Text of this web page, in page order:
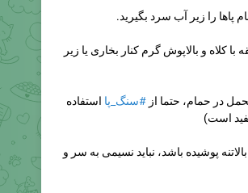
۲۰ دقیقه با کلاه و بالاپوش گرم کنار بخاری یا زیر
#سنگ_پا استفاده
است)
بالاتنه پوشیده باشد، نباید نسیمی به سر و